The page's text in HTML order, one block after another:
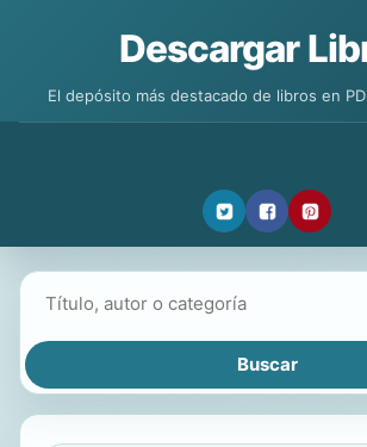
Descargar
El depósito más destacado de libros en